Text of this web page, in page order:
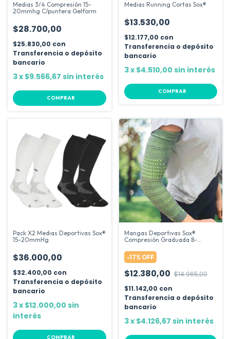
Medias 3/4 Compresión 15-
20mmhg C/puntera Gelform
$28.700,00
$25.830,00 con
Transferencia o depósito
bancario
3x $9.566,67 sin interés
COMPRAR
Medias Running Cortas Sox®
$13.530,00
$12.177,00 con
Transferencia o depósito
bancario
3x $4.510,00 sin interés
COMPRAR
Pack X2 Medias Deportivas Sox®
15-20mmHg
$36.000,00
$32.400,00 con
Transferencia o depósito
bancario
3x $12.000,00 sin
interés
COMPRAR
Mangas Deportivas Sox®
Compresión Graduada 8-
-17% OFF
$12.380,00 $14.965,00
$11.142,00 con
Transferencia o depósito
bancario
3x $4.126,67 sin interés